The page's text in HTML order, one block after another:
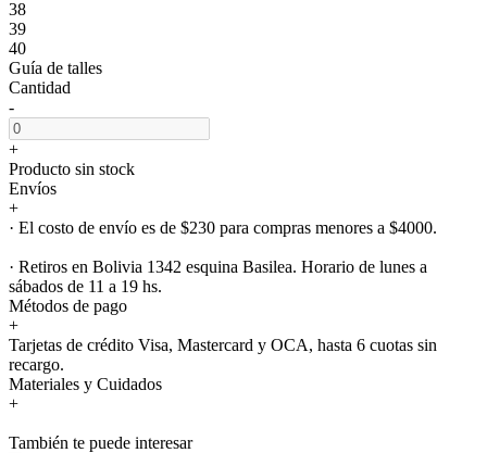
38
39
40
Guía de talles
Cantidad
-
+
Producto sin stock
Envíos
+
· El costo de envío es de $230 para compras menores a $4000.
· Retiros en Bolivia 1342 esquina Basilea. Horario de lunes a
sábados de 11 a 19 hs.
Métodos de pago
+
Tarjetas de crédito Visa, Mastercard y OCA, hasta 6 cuotas sin
recargo.
Materiales y Cuidados
+
También te puede interesar